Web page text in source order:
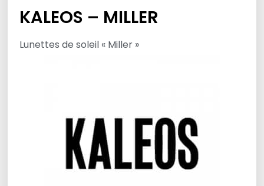
KALEOS – MILLER
Lunettes de soleil « Miller »